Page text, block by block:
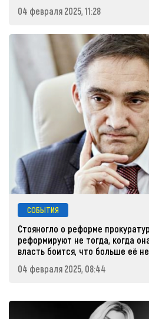
04 февраля 2025, 11:28
СОБЫТИЯ
Стояногло о реформе
реформируют не тогда, когда
власть боится, что больше её
04 февраля 2025, 08:44